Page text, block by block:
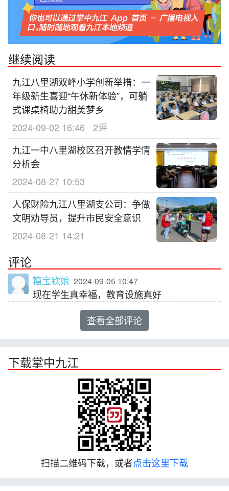
继续阅读
九江八里湖双峰小学创新举措：一
年级新生喜迎“午休新体验”，可躺
式课桌椅助力甜美梦乡
2024-09-02 16:46
2评
九江一中八里湖校区召开教情学情
分析会
2024-08-27 10:53
人保财险九江八里湖支公司：争做
文明劝导员，提升市民安全意识
2024-08-21 14:21
评论
糖宝钦娘 2024-09-05 10:47
现在学生真幸福，教育设施真好
查看全部评论
下载掌中九江
扫描二维码下载，或者点击这里下载